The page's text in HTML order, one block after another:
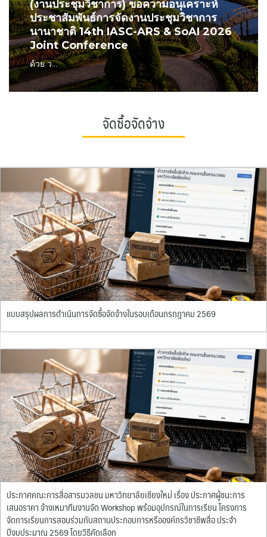
(งานประชุมวิชาการ) ขอความอนุเคราะห์
ประชาสัมพันธ์การจัดงานประชุมวิชาการ
นานาชาติ 14th IASC-ARS & SoAI 2026
Joint Conference
ด้วย ว...
จัดซื้อจัดจ้าง
แบบสรุปผลการดำเนินการจัดซื้อจัดจ้างในรอบเดือนกรกฎาคม 2569
ประกาศคณะการสื่อสารมวลชน มหาวิทยาลัยเชียงใหม่ เรื่อง ประกาศผู้ชนะการ
เสนอราคา จ้างเหมาทีมงานจัด Workshop พร้อมอุปกรณ์ในการเรียน โครงการ
จัดการเรียนการสอนร่วมกับสถานประกอบการหรือองค์กรวิชาชีพสื่อ ประจำ
ปีงบประมาณ 2569 โดยวิธีคัดเลือก